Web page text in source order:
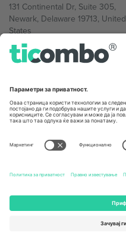
131 Continental Dr, Suite 305,
Newark, Delaware 19713, United
States
Bulgaria
Totleben 53-55, 1606 Sofia,
Bulgaria
Mexico
Av Chapultepec 360, Roma
Norte, Cuauhtémoc, 06700
Mexico
Правното лице на
разликува во зависност од
За детали, проверете ја